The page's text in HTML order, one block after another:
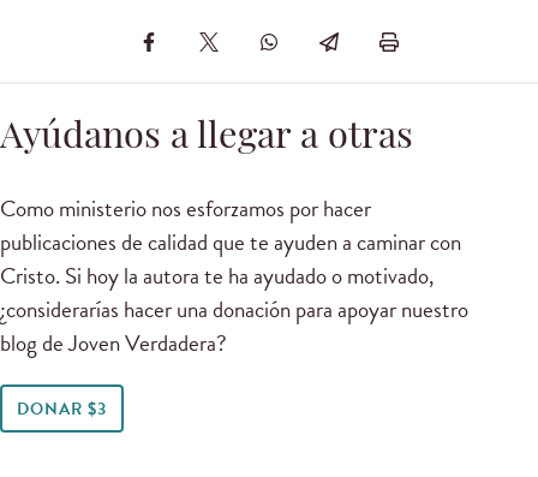
Ayúdanos a llegar a otras
Como ministerio nos esforzamos por hacer
publicaciones de calidad que te ayuden a caminar con
Cristo. Si hoy la autora te ha ayudado o motivado,
¿considerarías hacer una donación para apoyar nuestro
blog de Joven Verdadera?
DONAR $3